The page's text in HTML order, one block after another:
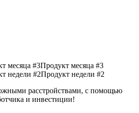
Продукт месяца #3
Продукт недели #2
расстройствами, с помощью
и инвестиции!